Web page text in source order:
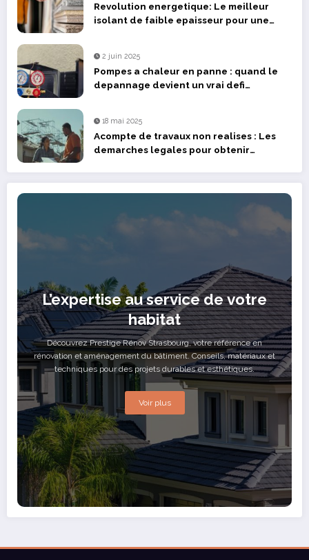
Revolution energetique: Le meilleur
isolant de faible epaisseur pour une
2 juin 2025
Pompes a chaleur en panne : quand le
depannage devient un vrai defi
18 mai 2025
Acompte de travaux non realises : Les
demarches legales pour obtenir
L’expertise au service de votre
habitat
Découvrez Prestige Rénov Strasbourg, votre référence en
rénovation et aménagement du bâtiment. Conseils, matériaux et
techniques pour des projets durables et esthétiques.
Voir plus